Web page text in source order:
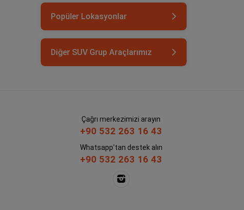
Popüler Lokasyonlar
Diğer SUV Grup Araçlarımız
Çağrı merkezimizi arayın
+90 532 263 16 43
Whatsapp'tan destek alın
+90 532 263 16 43